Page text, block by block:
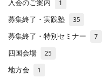
入会のご案内 1
募集終了・実践塾 35
募集終了・特別セミナー 7
四国会場 25
地方会 1